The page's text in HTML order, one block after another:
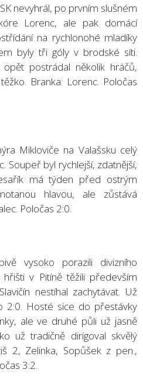
nevyhrál, po prvním slušném
Lorenc, ale pak domácí
na rychlonohé mladíky
byly tři góly v brodské síti.
postrádal několik hráčů,
Branka: Lorenc. Poločas
Mikloviče na Valašsku celý
Soupeř byl rychlejší, zdatnější,
má týden před ostrým
hlavou, ale zůstává
Poločas 2:0.
vysoko porazili divizního
v Pitíně těžili především
nestíhal zachytávat. Už
2:0. Hosté sice do přestávky
ale ve druhé půli už jasně
už tradičně dirigoval skvělý
2, Zelinka, Sopůšek z pen.,
3:2.